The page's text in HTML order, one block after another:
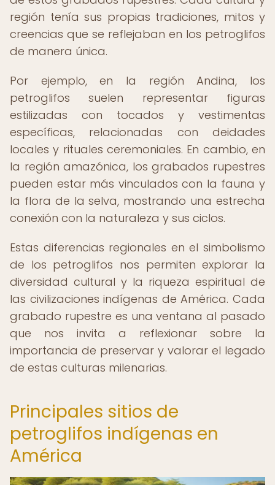
región tenía sus propias tradiciones, mitos y
creencias que se reflejaban en los petroglifos
de manera única.
Por ejemplo, en la región Andina, los
petroglifos suelen representar figuras
estilizadas con tocados y vestimentas
específicas, relacionadas con deidades
locales y rituales ceremoniales. En cambio, en
la región amazónica, los grabados rupestres
pueden estar más vinculados con la fauna y
la flora de la selva, mostrando una estrecha
conexión con la naturaleza y sus ciclos.
Estas diferencias regionales en el simbolismo
de los petroglifos nos permiten explorar la
diversidad cultural y la riqueza espiritual de
las civilizaciones indígenas de América. Cada
grabado rupestre es una ventana al pasado
que nos invita a reflexionar sobre la
importancia de preservar y valorar el legado
de estas culturas milenarias.
Principales sitios de
petroglifos indígenas en
América